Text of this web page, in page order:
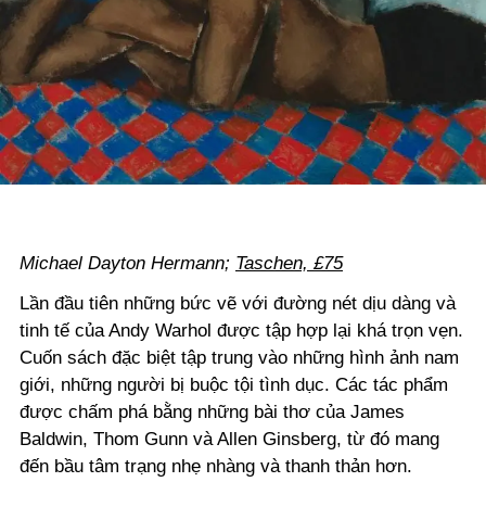
Michael Dayton Hermann; Taschen, £75
Lần đầu tiên những bức vẽ với đường nét dịu dàng và
tinh tế của Andy Warhol được tập hợp lại khá trọn vẹn.
Cuốn sách đặc biệt tập trung vào những hình ảnh nam
giới, những người bị buộc tội tình dục. Các tác phẩm
được chấm phá bằng những bài thơ của James
Baldwin, Thom Gunn và Allen Ginsberg, từ đó mang
đến bầu tâm trạng nhẹ nhàng và thanh thản hơn.